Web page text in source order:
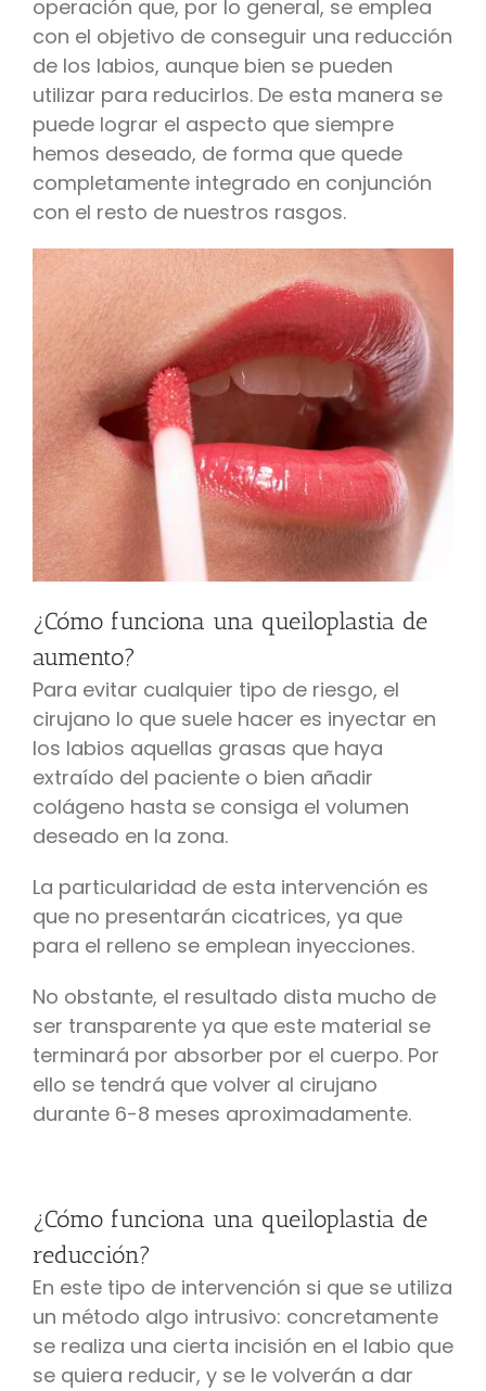
operación que, por lo general, se emplea
con el objetivo de conseguir una reducción
de los labios, aunque bien se pueden
utilizar para reducirlos. De esta manera se
puede lograr el aspecto que siempre
hemos deseado, de forma que quede
completamente integrado en conjunción
con el resto de nuestros rasgos.
¿Cómo funciona una queiloplastia de
aumento?
Para evitar cualquier tipo de riesgo, el
cirujano lo que suele hacer es inyectar en
los labios aquellas grasas que haya
extraído del paciente o bien añadir
colágeno hasta se consiga el volumen
deseado en la zona.
La particularidad de esta intervención es
que no presentarán cicatrices, ya que
para el relleno se emplean inyecciones.
No obstante, el resultado dista mucho de
ser transparente ya que este material se
terminará por absorber por el cuerpo. Por
ello se tendrá que volver al cirujano
durante 6-8 meses aproximadamente.
¿Cómo funciona una queiloplastia de
reducción?
En este tipo de intervención si que se utiliza
un método algo intrusivo: concretamente
se realiza una cierta incisión en el labio que
se quiera reducir, y se le volverán a dar